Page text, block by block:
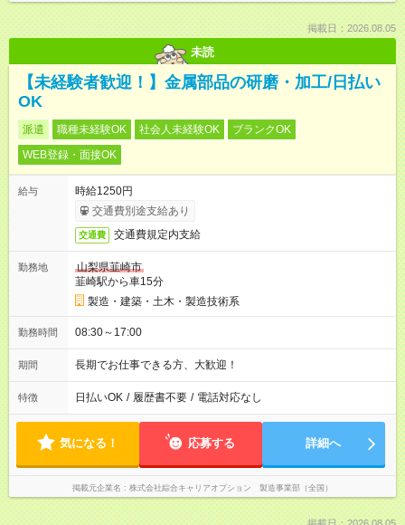
掲載日：2026.08.05
未読
【未経験者歓迎！】金属部品の研磨・加工/日払い
OK
派遣 職種未経験OK 社会人未経験OK
ブランクOK
WEB登録・面接OK
給与
時給1250円
交通費別途支給あり
交通費 交通費規定内支給
勤務地
山梨県韮崎市
韮崎駅から車15分
製造・建築・土木・製造技術系
勤務時間 08:30～17:00
期間 長期でお仕事できる方、大歓迎！
特徴 日払いOK / 履歴書不要 / 電話対応なし
気になる！ 応募する 詳細へ
掲載元企業名 株式会社綜合キャリアオプション 製造事業部（全国）